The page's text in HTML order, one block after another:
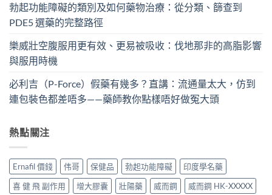
勃起功能障礙的類別及如何藥物治療：從分類、篩查到
PDE5 選藥的完整路徑
樂威壯空腹服用更有效、更易被吸收：伐地那非的高脂影響
與服用時機
必利吉（P-Force）假藥有幾多？直講：流通量太大，仿到
連包裝色都差唔多——藥師教你點樣唔好做冤大頭
熱點關注
Ernafil 價錢 伟哥 保健品 勃起功能障礙
印度學名藥
喜 健 飛 副作用
增大膠囊 壯陽藥 威而鋼
威而鋼 HK-XXXXX